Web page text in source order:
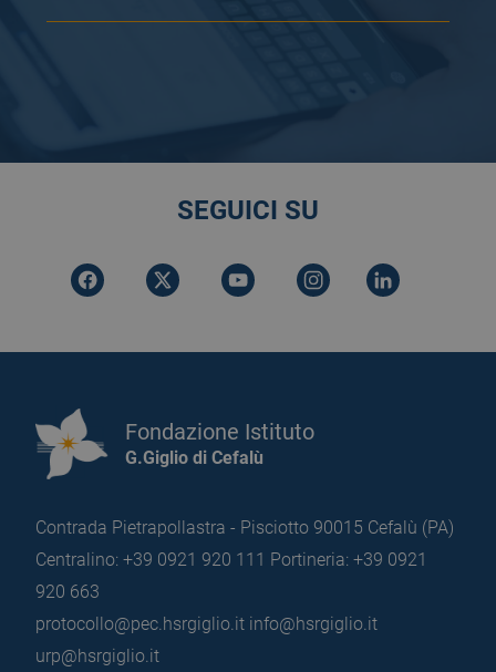
SEGUICI SU
Fondazione Istituto
G.Giglio di Cefalù
Contrada Pietrapollastra - Pisciotto 90015 Cefalù (PA)
Centralino: +39 0921 920 111 Portineria: +39 0921
920 663
protocollo@pec.hsrgiglio.it info@hsrgiglio.it
urp@hsrgiglio.it